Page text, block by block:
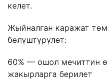
келет.
Жыйналган каражат
бөлүштүрүлөт:
60% — ошол мечиттин
жакырларга берилет